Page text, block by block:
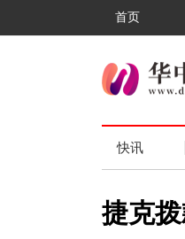
首页
快讯
捷克